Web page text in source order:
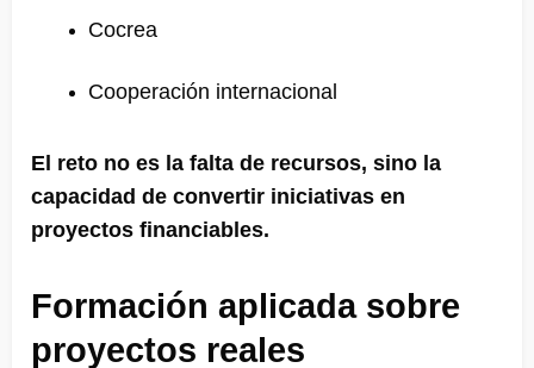
Cocrea
Cooperación internacional
El reto no es la falta de recursos, sino la
capacidad de convertir iniciativas en
proyectos financiables.
Formación aplicada sobre
proyectos reales